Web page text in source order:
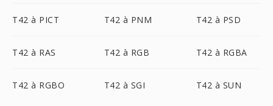
T42 à PICT T42 à PNM T42 à PSD
T42 à RAS T42 à RGB T42 à RGBA
T42 à RGBO T42 à SGI T42 à SUN